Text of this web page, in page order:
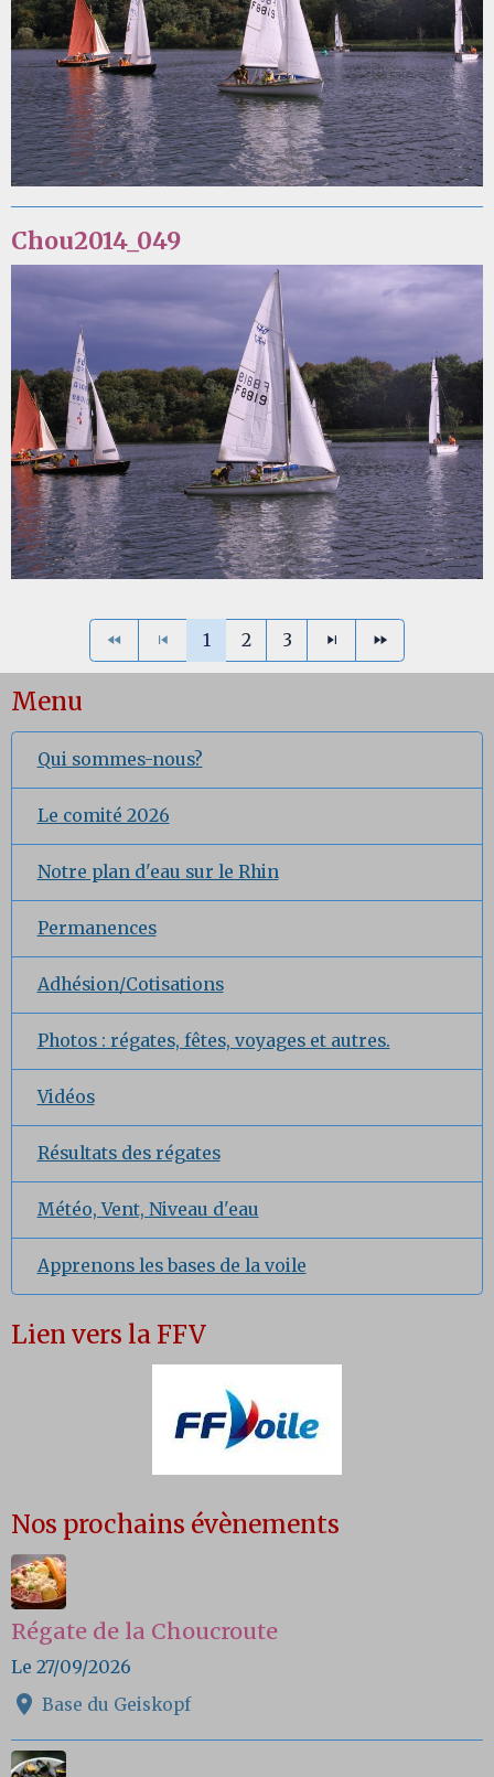
Chou2014_049
1 2 3
Menu
Qui sommes-nous?
Le comité 2026
Notre plan d'eau sur le Rhin
Permanences
Adhésion/Cotisations
Photos : régates, fêtes, voyages et autres.
Vidéos
Résultats des régates
Météo, Vent, Niveau d'eau
Apprenons les bases de la voile
Lien vers la FFV
Nos prochains évènements
Régate de la Choucroute
Le 27/09/2026
Base du Geiskopf